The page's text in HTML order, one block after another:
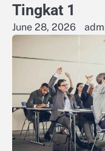
Tingkat 1
June 28, 2026